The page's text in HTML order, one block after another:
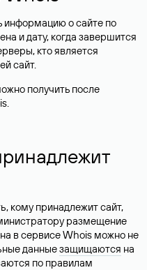
информацию о сайте по
и дату, когда завершится
кто является
сайт.
получить после
кому принадлежит сайт,
размещение
в сервисе Whois можно не
данныезащищаются на
по правилам